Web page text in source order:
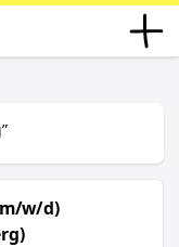
”
(Nürnberg)
w/d)